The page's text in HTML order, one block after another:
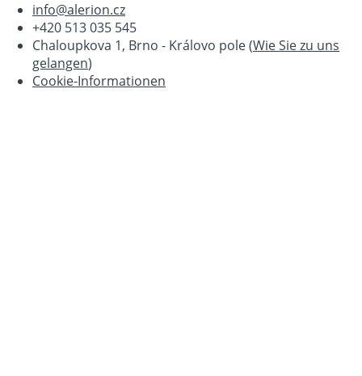
info@alerion.cz
+420 513 035 545
Chaloupkova 1, Brno - Královo pole (Wie Sie zu uns
gelangen)
Cookie-Informationen